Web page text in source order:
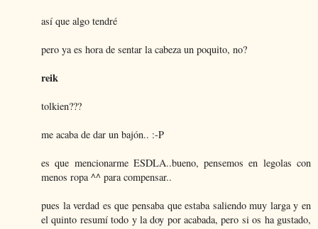
así que algo tendré
pero ya es hora de sentar la cabeza un poquito, no?
reik
tolkien???
me acaba de dar un bajón.. :-P
es que mencionarme ESDLA..bueno, pensemos en legolas con
menos ropa ^^ para compensar..
pues la verdad es que pensaba que estaba saliendo muy larga y en
el quinto resumí todo y la doy por acabada, pero si os ha gustado,